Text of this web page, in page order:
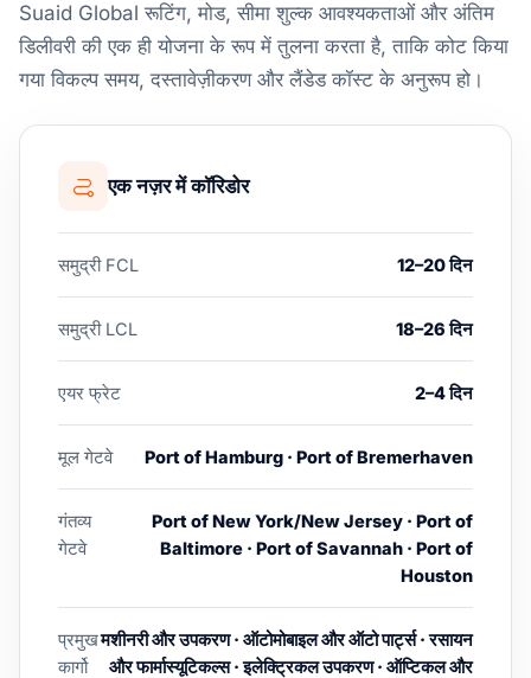
Suaid Global रूटिंग, मोड, सीमा शुल्क आवश्यकताओं और अंतिम
डिलीवरी की एक ही योजना के रूप में तुलना करता है, ताकि कोट किया
गया विकल्प समय, दस्तावेज़ीकरण और लैंडेड कॉस्ट के अनुरूप हो।
एक नज़र में कॉरिडोर
समुद्री FCL 12–20 दिन
समुद्री LCL 18–26 दिन
एयर फ्रेट 2–4 दिन
मूल गेटवे Port of Hamburg · Port of Bremerhaven
गंतव्य
गेटवे
Port of New York/New Jersey · Port of
Baltimore · Port of Savannah · Port of
Houston
प्रमुख
कार्गो
मशीनरी और उपकरण · ऑटोमोबाइल और ऑटो पार्ट्स · रसायन
और फार्मास्यूटिकल्स · इलेक्ट्रिकल उपकरण · ऑप्टिकल और